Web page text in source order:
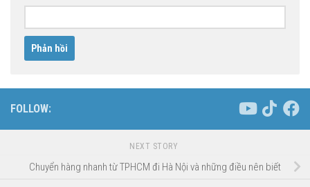
FOLLOW:
NEXT STORY
Chuyển hàng nhanh từ TPHCM đi Hà Nội và những điều nên biết